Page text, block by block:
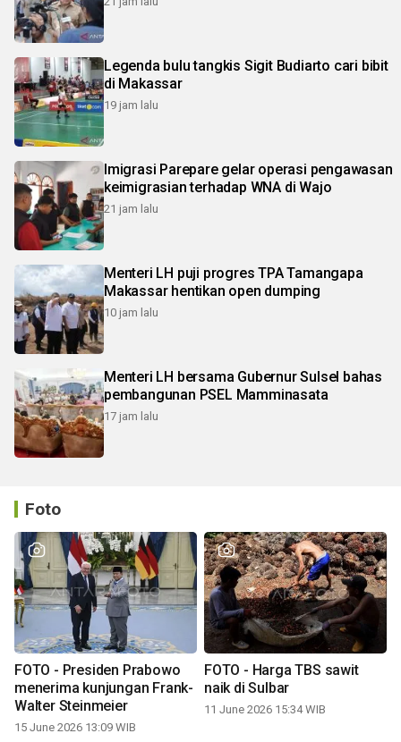
Legenda bulu tangkis Sigit Budiarto cari bibit
di Makassar
19 jam lalu
Imigrasi Parepare gelar operasi pengawasan
keimigrasian terhadap WNA di Wajo
21 jam lalu
Menteri LH puji progres TPA Tamangapa
Makassar hentikan open dumping
10 jam lalu
Menteri LH bersama Gubernur Sulsel bahas
pembangunan PSEL Mamminasata
17 jam lalu
Foto
FOTO - Presiden Prabowo
menerima kunjungan Frank-
Walter Steinmeier
15 June 2026 13:09 WIB
FOTO - Harga TBS sawit
naik di Sulbar
11 June 2026 15:34 WIB